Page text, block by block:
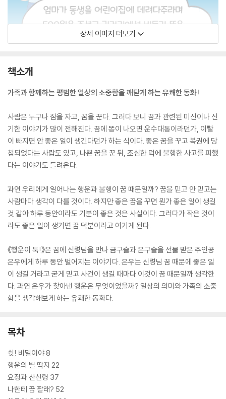
상세 이미지 더보기
책소개
가족과 함께하는 평범한 일상의 소중함을 깨닫게 하는 유쾌한 동화!
사람은 누구나 잠을 자고, 꿈을 꾼다. 그러다 보니 꿈과 관련된 미신이나 신
기한 이야기가 많이 전해진다. 꿈에 똥이 나오면 운수대통이라던가, 이빨
이 빠지면 안 좋은 일이 생긴다던가 하는 식이다. 좋은 꿈을 꾸고 복권에 당
첨되었다는 사람도 있고, 나쁜 꿈을 꾼 뒤, 조심한 덕에 불행한 사고를 피했
다는 이야기도 들려온다.
과연 우리에게 일어나는 행운과 불행이 꿈 때문일까? 꿈을 믿고 안 믿고는
사람마다 생각이 다를 것이다. 하지만 좋은 꿈을 꾸면 뭔가 좋은 일이 생길
것 같아 하루 동안이라도 기분이 좋은 것은 사실이다. 그러다가 작은 것이
라도 좋은 일이 생기면 꿈 덕분이라고 여기게 된다.
《행운이 툭!》은 꿈에 신령님을 만나 금구슬과 은구슬을 선물 받은 주인공
은우에게 하루 동안 벌어지는 이야기다. 은우는 신령님 꿈 때문에 좋은 일
이 생길 거라고 굳게 믿고 사건이 생길 때마다 이것이 꿈 때문일까 생각한
다. 과연 은우가 찾아낸 행운은 무엇이었을까? 일상의 의미와 가족의 소중
함을 생각해보게 하는 유쾌한 동화다.
목차
쉿! 비밀이야 8
행운의 별 딱지 22
요정과 산신령 37
나한테 꿈 팔래? 52